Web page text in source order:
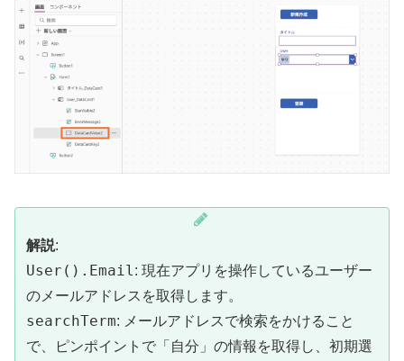
解説:
User().Email: 現在アプリを操作しているユーザー
のメールアドレスを取得します。
searchTerm: メールアドレスで検索をかけること
で、ピンポイントで「自分」の情報を取得し、初期選